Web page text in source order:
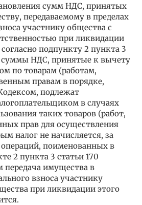
сумм НДС, принятых
передаваемому в пределах
участнику общества с
при ликвидации
подпункту 2 пункта 3
суммы НДС, принятые к вычету
по товарам (работам,
правам в порядке,
подлежат
в случаях
таких товаров (работ,
прав для осуществления
налог не начисляется, за
поименованных в
2 пункта 3 статьи 170
передача имущества в
взноса участнику
при ликвидации этого